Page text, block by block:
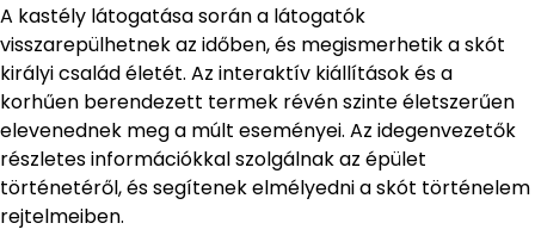
A kastély látogatása során a látogatók
visszarepülhetnek az időben, és megismerhetik a skót
királyi család életét. Az interaktív kiállítások és a
korhűen berendezett termek révén szinte életszerűen
elevenednek meg a múlt eseményei. Az idegenvezetők
részletes információkkal szolgálnak az épület
történetéről, és segítenek elmélyedni a skót történelem
rejtelmeiben.